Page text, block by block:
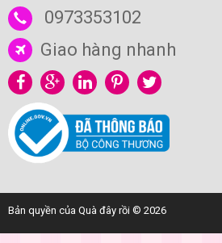
0973353102
Giao hàng nhanh
Bản quyền của Quà đây rồi © 2026